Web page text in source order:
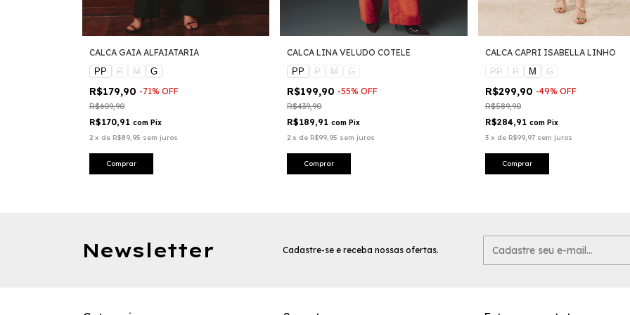
CALCA GAIA ALFAIATARIA
PP
P M G
R$179,90 -71% OFF
R$609,90
R$170,91 com Pix
2 x de R$89,95 sem juros
Comprar
CALCA LINA VELUDO COTELE
PP
P M G
R$199,90 -55%OFF
R$439,90
R$189,91com Pix
2 x de R$99,95 sem juros
Comprar
CALCA CAPRI ISABELLA LINHO
PP
P M G
R$299,90 -49% OFF
R$589,90
R$284,91 com Pix
3 x de R$99,97 sem juros
Comprar
Newsletter Cadastre-se e receba nossas ofertas.